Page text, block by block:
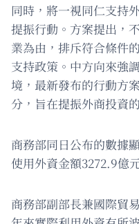
同時，將一視同仁支持
提振行動。方案提出，
業為由，排斥符合條件
支持政策。中方向來強
境，最新發布的行動方
分，旨在提振外商投資
商務部同日公布的數據
使用外資金額3272.9億
商務部副部長兼國際貿